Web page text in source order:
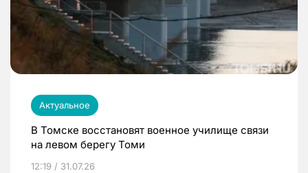
Актуальное
В Томске восстановят военное училище связи
на левом берегу Томи
12:19 / 31.07.26